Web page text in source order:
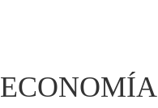
ECONOMÍA